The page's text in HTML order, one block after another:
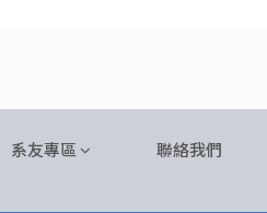
系友專區 聯絡我們